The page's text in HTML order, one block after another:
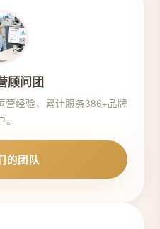
顾问团
营经验，累计服务386+品牌
的团队